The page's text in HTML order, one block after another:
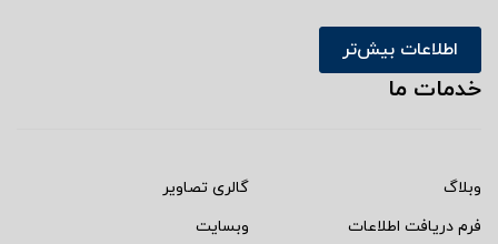
اطلاعات بیش‌تر
خدمات ما
وبلاگ
گالری تصاویر
فرم دریافت اطلاعات
وبسایت